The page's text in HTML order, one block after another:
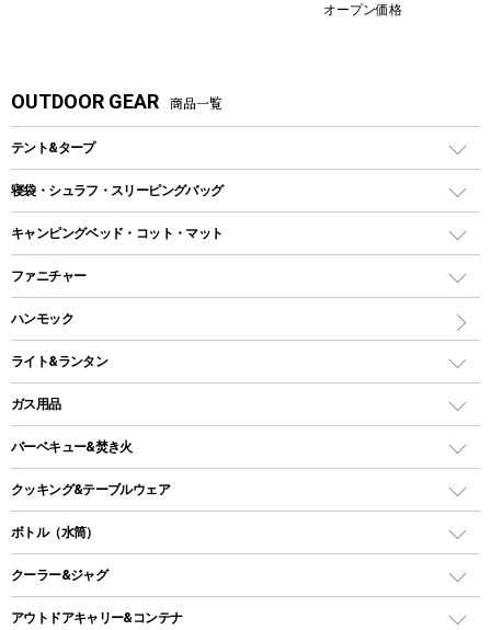
オープン価格
OUTDOOR GEAR 商品一覧
テント&タープ
テント
ツールームテント
ワンポールテント
シェルターテント
ロッジ型・オリジナルテント
タープ
スクエアタープ（レクタタープ）
メッシュタープ
自立式タープ
寝袋・シュラフ・スリーピングバッグ
レクタングラー型（封筒型）シュラフ
インナーシュラフ
キャンピングベッド・コット・マット
キャンピングベッド・コット
インフレータブルマット
ファニチャー
アウトドアテーブル
レジャーシート
ハンモック
ライト&ランタン
LEDランタン
ガスランタン
オイルランタン
LEDライト
ヘッドライト
キャンドル
ガス用品
ガスバーナー
ガス缶
ガストーチ、ライター
バーベキュー&焚き火
バーベキューコンロ、グリル
焚き火台タイプ（ロースタイル）グリル
卓上タイプグリル
パーティータイプグリル
クッキング&テーブルウェア
ダッチオーブン
ホットサンドメーカー
ボトル（水筒）
ステンレスボトル
クーラー&ジャグ
クーラーボックス
アウトドアキャリー&コンテナ